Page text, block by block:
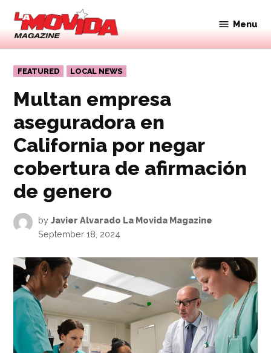
Skip
content
Movida
Magazine
Menu
POSTED
IN
FEATURED LOCAL NEWS
Multan empresa
aseguradora en
California por negar
cobertura de afirmación
de genero
by Javier Alvarado La Movida Magazine
September 18, 2024